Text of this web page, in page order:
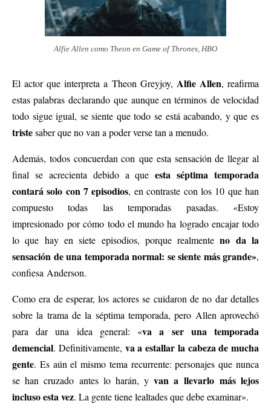
Alfie Allen como Theon en Game of Thrones, HBO
El actor que interpreta a Theon Greyjoy, Alfie Allen, reafirma
estas palabras declarando que aunque en términos de velocidad
todo sigue igual, se siente que todo se está acabando, y que es
tristesaber que no van a poder verse tan a menudo.
Además, todos concuerdan con que esta sensación de llegar al
final se acrecienta debido a queesta séptima temporada
contará solo con 7 episodios, en contraste con los 10 que han
compuesto todas las temporadas pasadas. «Estoy
impresionado por cómo todo el mundo ha logrado encajar todo
lo que hay en siete episodios, porque realmenteno da la
sensación de una temporada normal: se siente más grande»,
confiesa Anderson.
Como era de esperar, los actores se cuidaron de no dar detalles
sobre la trama de la séptima temporada, pero Allen aprovechó
para dar una idea general: «va a ser una temporada
demencial. Definitivamente, va a estallar la cabeza de mucha
gente. Es aún el mismo tema recurrente: personajes que nunca
se han cruzado antes lo harán, yvan a llevarlo más lejos
incluso esta vez. La gente tiene lealtades que debe examinar».